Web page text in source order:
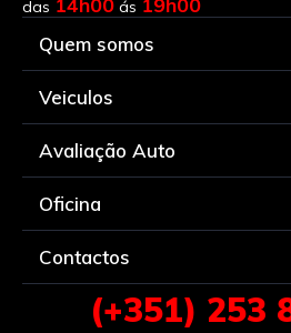
das
ás
Quem somos
Veiculos
Avaliação Auto
Oficina
Contactos
(+351) 253